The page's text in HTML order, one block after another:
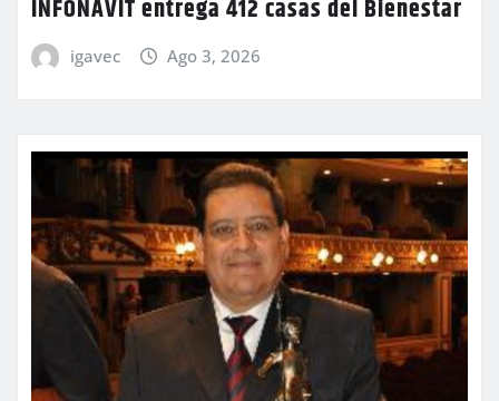
INFONAVIT entrega 412 casas del Bienestar
igavec Ago 3, 2026